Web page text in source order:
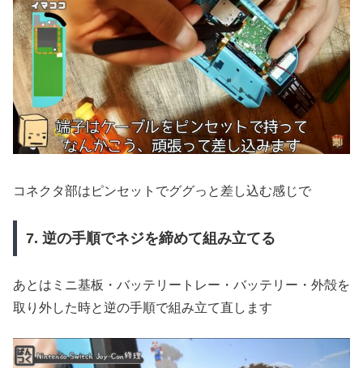
コネクタ部はピンセットでググっと差し込む感じで
7. 逆の手順でネジを締めて組み立てる
あとはミニ基板・バッテリートレー・バッテリー・外殻を
取り外した時と逆の手順で組み立て直します